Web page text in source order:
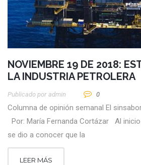
NOVIEMBRE 19 DE 2018:
LA INDUSTRIA PETROLERA
Publicado por Admin 0
Columna de opinión semanal El
Por: María Fernanda Cortázar Al
se dio a conocer que la
LEER MÁS